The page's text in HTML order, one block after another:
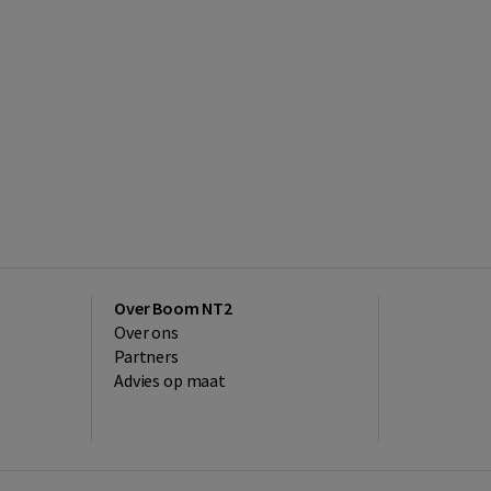
Over Boom NT2
Over ons
Partners
Advies op maat